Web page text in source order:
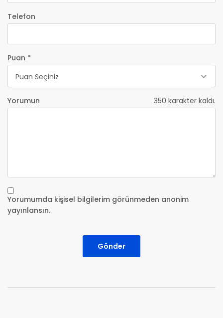
Telefon
Puan *
Puan Seçiniz
Yorumun 350 karakter kaldı.
Yorumumda kişisel bilgilerim görünmeden anonim
yayınlansın.
Gönder